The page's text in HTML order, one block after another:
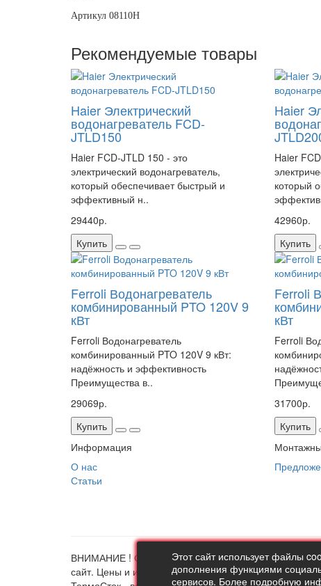
Артикул 08110H
Рекомендуемые товары
Haier Электрический
водонагреватель FCD-
JTLD150
Haier FCD-JTLD 150 - это
электрический водонагреватель,
который обеспечивает быстрый и
эффективный н..
29440р.
Купить
Haier
Haier
который
42960р.
Купить
Ferroli Водонагреватель
комбинированный PTO 120V 9
кВт
Ferroli Водонагреватель
комбинированный PTO 120V 9 кВт:
надёжность и эффективность
Преимущества в..
29069р.
Купить
Ferroli
кВт
Ferroli
31700р.
Купить
Информация
О нас
Статьи
ВНИМАНИЕ ! Совершая любые действия на сайте
сайт. Цены и информация представлена на данном
Этот сайт использует файлы
дополнения функциями
сервисов. Более подробную